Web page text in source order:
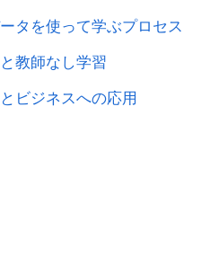
タを使って学ぶプロセス
教師なし学習
ビジネスへの応用